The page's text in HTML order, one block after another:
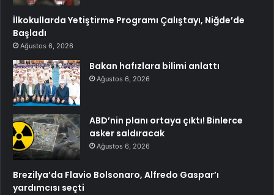
İlkokullarda Yetiştirme Programı Çalıştayı, Niğde’de
Başladı
Ağustos 6, 2026
Bakan hafızlara bilimi anlattı
Ağustos 6, 2026
ABD’nin planı ortaya çıktı! Binlerce
asker saldıracak
Ağustos 6, 2026
Brezilya’da Flavio Bolsonaro, Alfredo Gaspar’ı
yardımcısı seçti